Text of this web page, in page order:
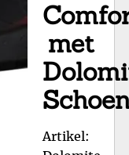
met
Artikel: